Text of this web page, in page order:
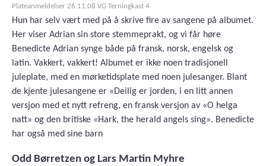
Plateanmeldelser 26.11.08 VG Terningkast 4
Hun har selv vært med på å skrive fire av sangene på albumet.
Her viser Adrian sin store stemmeprakt, og vi får høre
Benedicte Adrian synge både på fransk, norsk, engelsk og
latin. Vakkert, vakkert! Albumet er ikke noen tradisjonell
juleplate, med en mørketidsplate med noen julesanger. Blant
de kjente julesangene er «Deilig er jorden, i en litt annen
versjon med et nytt refreng, en fransk versjon av «O helga
natt» og den britiske «Hark, the herald angels sing». Benedicte
har også med sine barn
Odd Børretzen og Lars Martin Myhre